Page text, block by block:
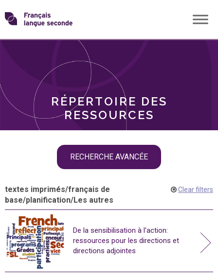
Skip
toTransformons
langue
RÉPERTOIRE DES
RESSOURCES
RECHERCHE AVANCÉE
THÈMES
textes imprimés/français de
base/planification/Les autres
Clear filters
De la sensibilisation à l'action:
ressources pour les directions et
directions adjointes